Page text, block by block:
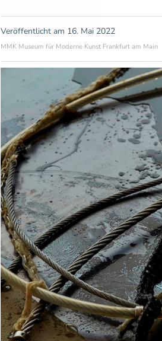
Veröffentlicht am 16. Mai 2022
MMK Museum für Moderne Kunst Frankfurt am Main